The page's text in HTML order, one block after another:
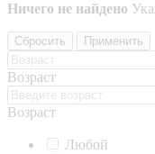
Ничего не найдено
Сбросить Применить
Возраст
Возраст
Любой